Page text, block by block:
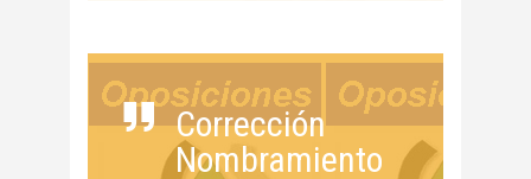
Corrección
Nombramiento